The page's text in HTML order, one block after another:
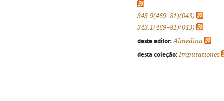
343.9(469+81)(043)
343.1(469+81)(043)
deste editor: Almedina
desta coleção: Imputationes